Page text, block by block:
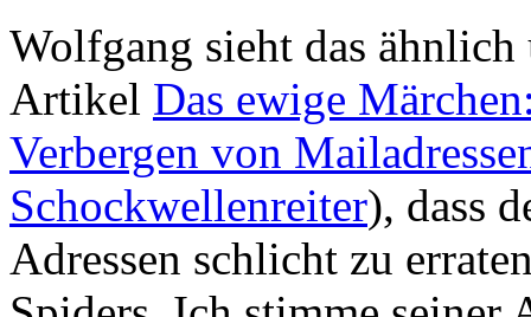
Wolfgang sieht das
Artikel Das ewige
Verbergen von
Schockwellenreiter), dass
Adressen schlicht zu